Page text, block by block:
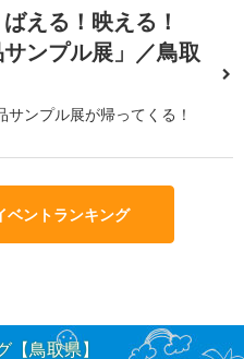
える！映える！
サンプル展」／鳥取
サンプル展が帰ってくる！
ベントランキング
鳥取県】